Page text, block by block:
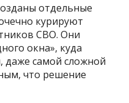
отдельные
курируют
СВО. Они
окна», куда
даже самой сложной
что решение